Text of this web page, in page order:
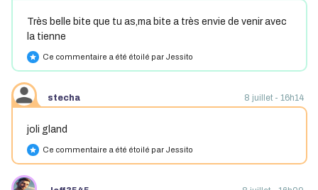
Très belle bite que tu as,ma bite a très envie de venir avec
la tienne
star Ce commentaire a été étoilé par Jessito
stecha 8 juillet - 16h14
joli gland
star Ce commentaire a été étoilé par Jessito